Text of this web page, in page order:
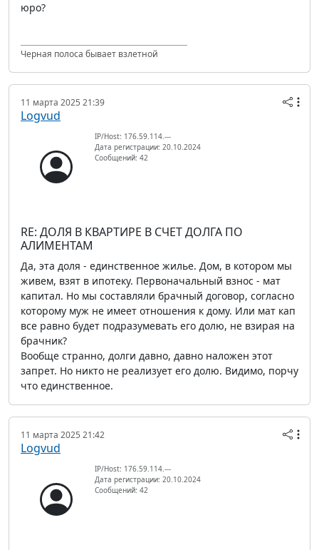
юро?
Черная полоса бывает взлетной
11 марта 2025 21:39
Logvud
IP/Host: 176.59.114.---
Дата регистрации: 20.10.2024
Сообщений: 42
RE: ДОЛЯ В КВАРТИРЕ В СЧЕТ ДОЛГА ПО
АЛИМЕНТАМ
Да, эта доля - единственное жилье. Дом, в котором мы
живем, взят в ипотеку. Первоначальный взнос - мат
капитал. Но мы составляли брачный договор, согласно
которому муж не имеет отношения к дому. Или мат кап
все равно будет подразумевать его долю, не взирая на
брачник?
Вообще странно, долги давно, давно наложен этот
запрет. Но никто не реализует его долю. Видимо, порчу
что единственное.
11 марта 2025 21:42
Logvud
IP/Host: 176.59.114.---
Дата регистрации: 20.10.2024
Сообщений: 42